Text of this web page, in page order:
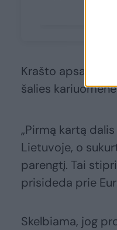
Krašto apsaugos
šalies
„Pirmą kartą
Lietuvoje, o
parengtį. Tai
prisideda prie
Skelbiama, jog